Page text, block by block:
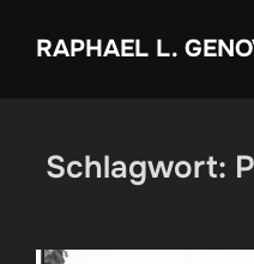
InhaltRAPHAEL L.
Schlagwort: